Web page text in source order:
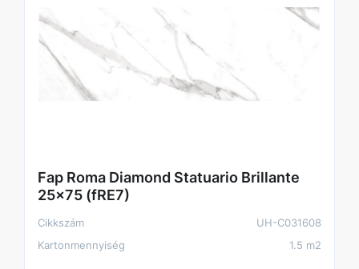
Fap Roma Diamond Statuario Brillante
25x75 (fRE7)
Cikkszám
UH-C031608
Kartonmennyiség
1.5 m2